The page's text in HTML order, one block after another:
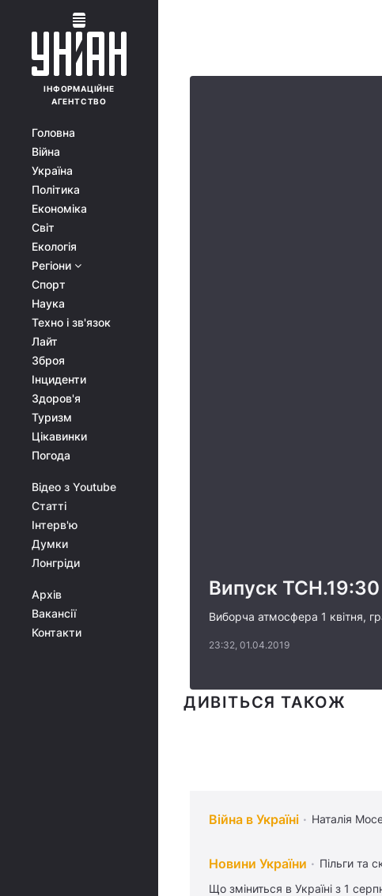
ІНФОРМАЦІЙНЕ
АГЕНТСТВО
Головна
Війна
Україна
Політика
Економіка
Світ
Екологія
Регіони
Спорт
Наука
Техно і зв'язок
Лайт
Зброя
Інциденти
Здоров'я
Туризм
Цікавинки
Погода
Відео з Youtube
Статті
Інтерв'ю
Думки
Лонгріди
Архів
Вакансії
Контакти
Випуск ТСН.19:30
Виборча атмосфера 1 квітня,
23:32, 01.04.2019
ДИВІТЬСЯ ТАКОЖ
Війна в Україні Наталія
Новини України Пільги та
Що зміниться в Україні з 1